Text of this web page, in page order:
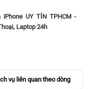
UY TÍN TPHCM -
Laptop 24h
vụ liên quan theo dòng